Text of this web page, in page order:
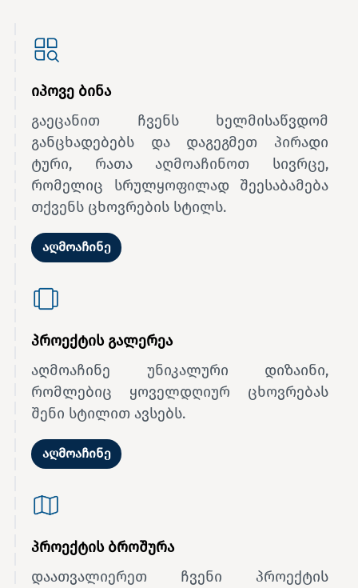
იპოვე ბინა
გაეცანით ჩვენს ხელმისაწვდომ
განცხადებებს და დაგეგმეთ პირადი
ტური, რათა აღმოაჩინოთ სივრცე,
რომელიც სრულყოფილად შეესაბამება
თქვენს ცხოვრების სტილს.
აღმოაჩინე
პროექტის გალერეა
აღმოაჩინე უნიკალური დიზაინი,
რომლებიც ყოველდღიურ ცხოვრებას
შენი სტილით ავსებს.
აღმოაჩინე
პროექტის ბროშურა
დაათვალიერეთ ჩვენი პროექტის